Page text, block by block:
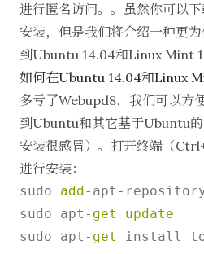
进行匿名访问。。虽然你可以
安装，但是我们将介绍一种更
到Ubuntu 14.04和Linux Mint
如何在Ubuntu 14.04和Linux
多亏了Webupd8，我们可以方
到Ubuntu和其它基于Ubuntu
安装很感冒）。打开终端（
进行安装：
sudo add- apt - repository
sudo apt - get
update
sudo apt - get install